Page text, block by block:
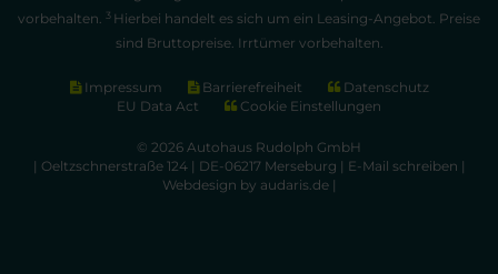
vorbehalten. 3 Hierbei handelt es sich um ein Leasing-Angebot. Preise
sind Bruttopreise. Irrtümer vorbehalten.
Impressum Barrierefreiheit
Datenschutz
EU Data Act
Cookie Einstellungen
© 2026 Autohaus Rudolph GmbH
| Oeltzschnerstraße 124 | DE-06217 Merseburg | E-Mail schreiben |
Webdesign by audaris.de|